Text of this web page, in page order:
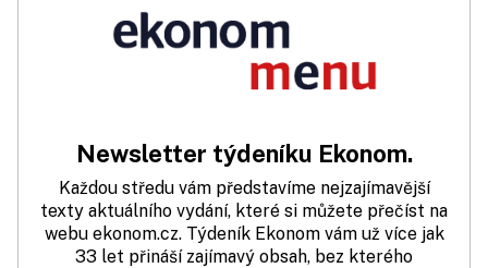
Newsletter týdeníku Ekonom.
Každou středu vám představíme nejzajímavější
texty aktuálního vydání, které si můžete přečíst na
webu ekonom.cz. Týdeník Ekonom vám už více jak
33 let přináší zajímavý obsah, bez kterého